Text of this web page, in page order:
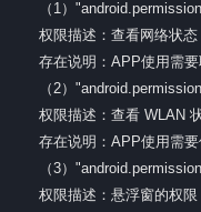
（1）
权限描述：查看网络状态
存在说明：APP使用需
（2）
权限描述：查看 WLAN
存在说明：APP使用需
（3）
权限描述：悬浮窗的权限